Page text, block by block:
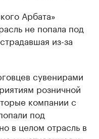
Арбата»
не попала под
из-за
сувенирами
розничной
компании с
под
в целом отрасль в